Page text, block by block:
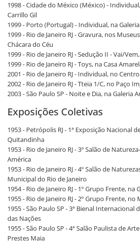
1998 - Cidade do México (México) -
Carrillo Gil
1999 - Porto (Portugal) - Individual, na
1999 - Rio de Janeiro RJ - Gravura, nos
Chácara do Céu
1999 - Rio de Janeiro RJ - Sedução II - Vai/
1999 - Rio de Janeiro RJ - Toys, na Casa
2001 - Rio de Janeiro RJ - Individual, no
2002 - Rio de Janeiro RJ - Tteia 1/C, no Paço
2003 - São Paulo SP - Noite e Dia, na Galeria
Exposições Coletivas
1953 - Petrópolis RJ - 1ª Exposição Nacional
Quitandinha
1953 - Rio de Janeiro RJ - 3º Salão de
América
1953 - Rio de Janeiro RJ - 4º Salão de
Municipal do Rio de Janeiro
1954 - Rio de Janeiro RJ - 1º Grupo Frente,
1955 - Rio de Janeiro RJ - 2º Grupo Frente, no
1955 - São Paulo SP - 3ª Bienal Internacional
das Nações
1955 - São Paulo SP - 4ª Salão Paulista de
Prestes Maia